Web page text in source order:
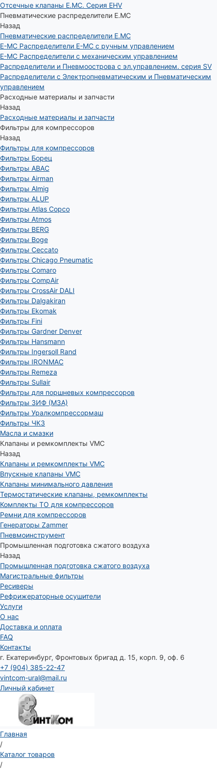
Отсечные клапаны E.MC. Серия EHV
Пневматические распределители E.MC
Назад
Пневматические распределители E.MC
E-MC Распределители E-MC с ручным управлением
E-MC Распределители с механическим управлением
Распределители и Пневмоострова с эл.управлением. серия SV
Распределители с Электропневматическим и Пневматическим
управлением
Расходные материалы и запчасти
Назад
Расходные материалы и запчасти
Фильтры для компрессоров
Назад
Фильтры для компрессоров
Фильтры Борец
Фильтры ABAC
Фильтры Airman
Фильтры Almig
Фильтры ALUP
Фильтры Atlas Copco
Фильтры Atmos
Фильтры BERG
Фильтры Boge
Фильтры Ceccato
Фильтры Chicago Pneumatic
Фильтры Comaro
Фильтры CompAir
Фильтры CrossAir DALI
Фильтры Dalgakiran
Фильтры Ekomak
Фильтры Fini
Фильтры Gardner Denver
Фильтры Hansmann
Фильтры Ingersoll Rand
Фильтры IRONMAC
Фильтры Remeza
Фильтры Sullair
Фильтры для поршневых компрессоров
Фильтры ЗИФ (МЗА)
Фильтры Уралкомпрессормаш
Фильтры ЧКЗ
Масла и смазки
Клапаны и ремкомплекты VMC
Назад
Клапаны и ремкомплекты VMC
Впускные клапаны VMC
Клапаны минимального давления
Термостатические клапаны, ремкомплекты
Комплекты ТО для компрессоров
Ремни для компрессоров
Генераторы Zammer
Пневмоинструмент
Промышленная подготовка сжатого воздуха
Назад
Промышленная подготовка сжатого воздуха
Магистральные фильтры
Ресиверы
Рефрижераторные осушители
Услуги
О нас
Доставка и оплата
FAQ
Контакты
г. Екатеринбург, Фронтовых бригад д. 15, корп. 9, оф. 6
+7 (904) 385-22-47
vintcom-ural@mail.ru
Личный кабинет
Главная
/
Каталог товаров
/